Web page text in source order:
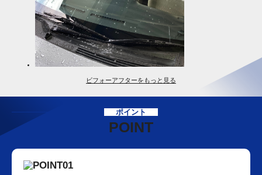
ビフォーアフターをもっと見る
ポイント
POINT